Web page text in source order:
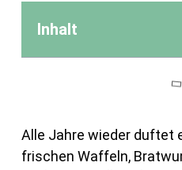
Inhalt
Alle Jahre wieder duftet
frischen Waffeln,